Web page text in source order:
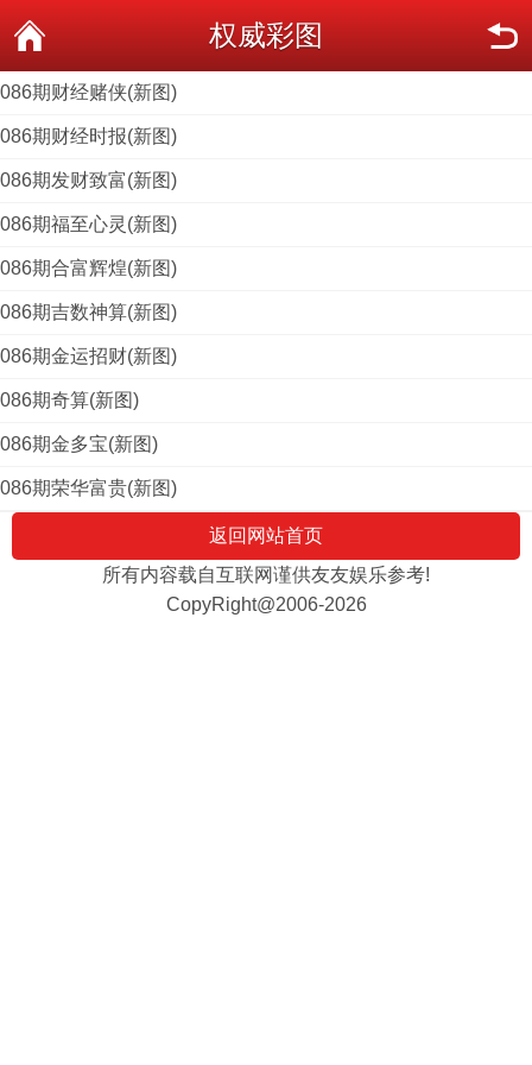
权威彩图
086期财经赌侠(新图)
086期财经时报(新图)
086期发财致富(新图)
086期福至心灵(新图)
086期合富辉煌(新图)
086期吉数神算(新图)
086期金运招财(新图)
086期奇算(新图)
086期金多宝(新图)
086期荣华富贵(新图)
返回网站首页
所有内容载自互联网谨供友友娱乐参考!
CopyRight@2006-2026